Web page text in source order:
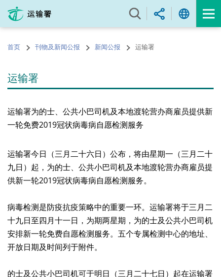
内
的首页 刊物及新闻公报 新闻公报 运输署
运输署
运输署为的士、公共小巴司机及本地渡轮营办商雇员提供新
一轮免费2019冠状病毒病自愿检测服务
运输署今日（三月二十六日）公布，将由星期一（三月二十
九日）起，为的士、公共小巴司机及本地渡轮营办商雇员提
供新一轮2019冠状病毒病自愿检测服务。
病毒检测是防疫抗疫策略中的重要一环。运输署将于三月二
十九日至四月十一日，为期两星期，为的士及公共小巴司机
安排新一轮免费自愿检测服务。五个专属检测中心的地址、
开放日期及时间列于附件。
的士及公共小巴司机可于明日（三月二十七日）起在运输署